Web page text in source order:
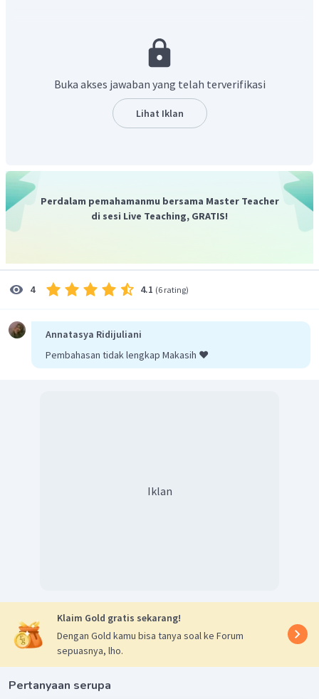
Buka akses jawaban yang telah terverifikasi
Lihat Iklan
Perdalam pemahamanmu bersama Master Teacher
di sesi Live Teaching, GRATIS!
4 4.1 (6 rating)
Annatasya Ridijuliani
Pembahasan tidak lengkap Makasih ❤️
Iklan
Klaim Gold gratis sekarang!
Dengan Gold kamu bisa tanya soal ke Forum
sepuasnya, lho.
Pertanyaan serupa